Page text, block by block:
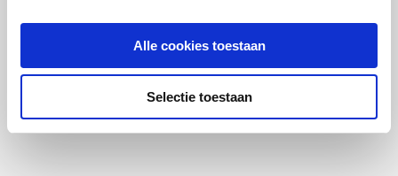
Alle cookies toestaan
Selectie toestaan